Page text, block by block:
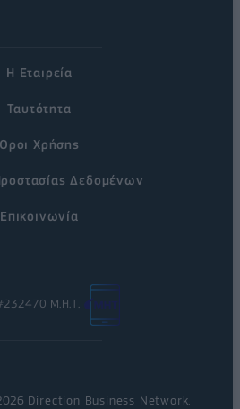
Η Εταιρεία
Ταυτότητα
Όροι Χρήσης
Δεδομένων
Επικοινωνία
Μ.Η.Τ.
Direction Business Network